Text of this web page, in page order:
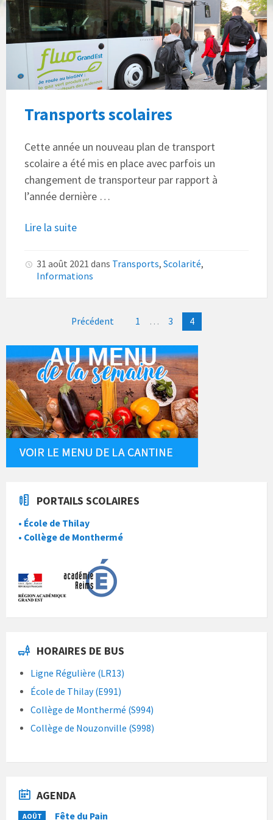
Transports scolaires
Cette année un nouveau plan de transport
scolaire a été mis en place avec parfois un
changement de transporteur par rapport à
l’année dernière …
Lire la suite
31 août 2021 dans Transports, Scolarité,
Informations
Pagination
publications
Précédent 1 … 3 4
PORTAILS SCOLAIRES
• École de Thilay
• Collège de Monthermé
HORAIRES DE BUS
Ligne Régulière (LR13)
École de Thilay (E991)
Collège de Monthermé (S994)
Collège de Nouzonville (S998)
AGENDA
AOÛT Fête du Pain